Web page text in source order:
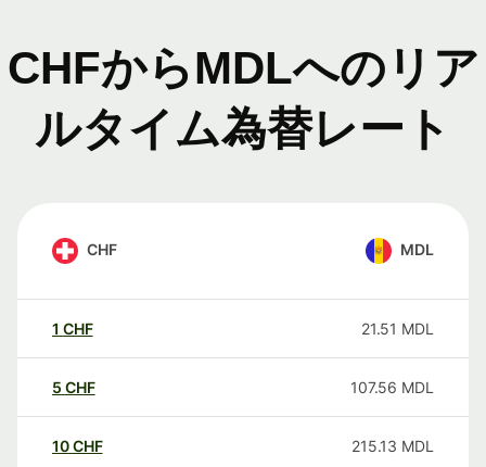
CHFからMDLへのリア
ルタイム為替レート
CHF MDL
1 CHF 21.51 MDL
5 CHF 107.56 MDL
10CHF 215.13 MDL